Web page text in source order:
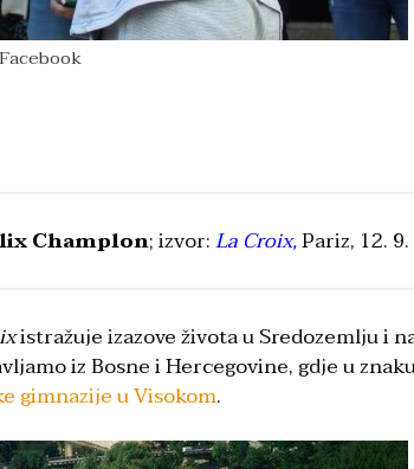
Champlon; izvor:La Croix,Pariz, 12.
istražuje izazove života u Sredozemlju i
iz Bosne i Hercegovine, gdje u
gimnazije u Visokom.